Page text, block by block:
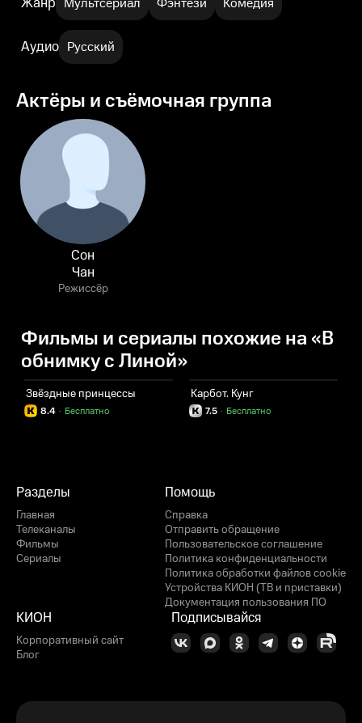
Аудио Русский
Актёры и съёмочная группа
Сон
Чан
Режиссёр
Фильмы и сериалы похожие на «В
обнимку с Линой»
Звёздные принцессы
8.4 Бесплатно
·
Карбот. Кунг
7.5 Бесплатно
·
Разделы
Главная
Телеканалы
Фильмы
Сериалы
Помощь
Справка
Отправить обращение
Пользовательское соглашение
Политика конфиденциальности
Политика обработки файлов cookie
Устройства КИОН (ТВ и приставки)
Документация пользования ПО
КИОН
Корпоративный сайт
Блог
Подписывайся